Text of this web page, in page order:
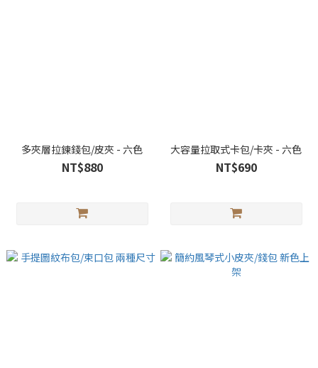
多夾層拉鍊錢包/皮夾 - 六色
NT$880
大容量拉取式卡包/卡夾 - 六色
NT$690